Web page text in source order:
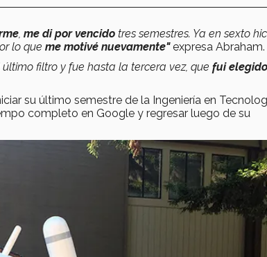
, me di por vencido tres semestres. Ya en sexto
lo que me motivé nuevamente" expresa Abraham.
filtro y fue hasta la tercera vez, que fui elegido
su último semestre de la Ingeniería en
completo en Google y regresar luego de su